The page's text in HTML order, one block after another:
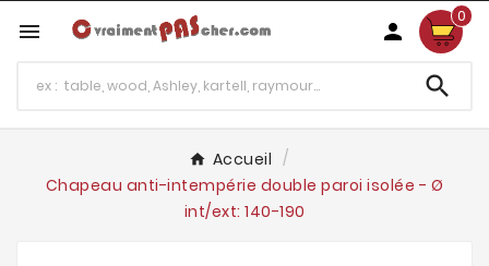
 
0

Accueil
Chapeau anti-intempérie double paroi isolée - Ø
int/ext: 140-190